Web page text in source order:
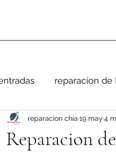
reparacion de
Reparacion
reparacion chia 19 may 4